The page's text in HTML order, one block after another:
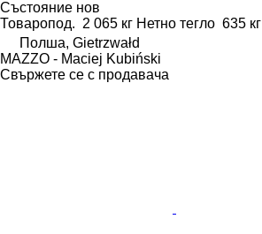
Състояние нов
Товаропод. 2 065 кг Нетно тегло 635 кг
Полша, Gietrzwałd
MAZZO - Maciej Kubiński
Свържете се с продавача